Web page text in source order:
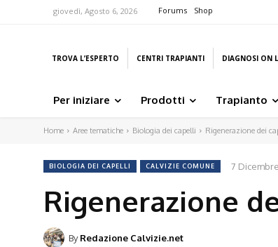
giovedì, Agosto 6, 2026 Forums Shop
TROVA L’ESPERTO CENTRI TRAPIANTI DIAGNOSI ON
Per iniziare Prodotti Trapianto
Home Aree tematiche Biologia dei capelli Rigenerazione dei
BIOLOGIA DEI CAPELLI CALVIZIE COMUNE 7
Rigenerazione
By Redazione Calvizie.net